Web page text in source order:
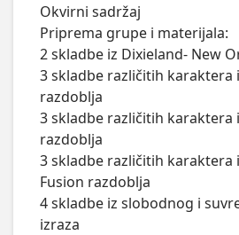
Okvirni sadržaj
Priprema grupe i materijala:
2 skladbe iz Dixieland- New
3 skladbe različitih karaktera
razdoblja
3 skladbe različitih karaktera
razdoblja
3 skladbe različitih karaktera
Fusion razdoblja
4 skladbe iz slobodnog i
izraza